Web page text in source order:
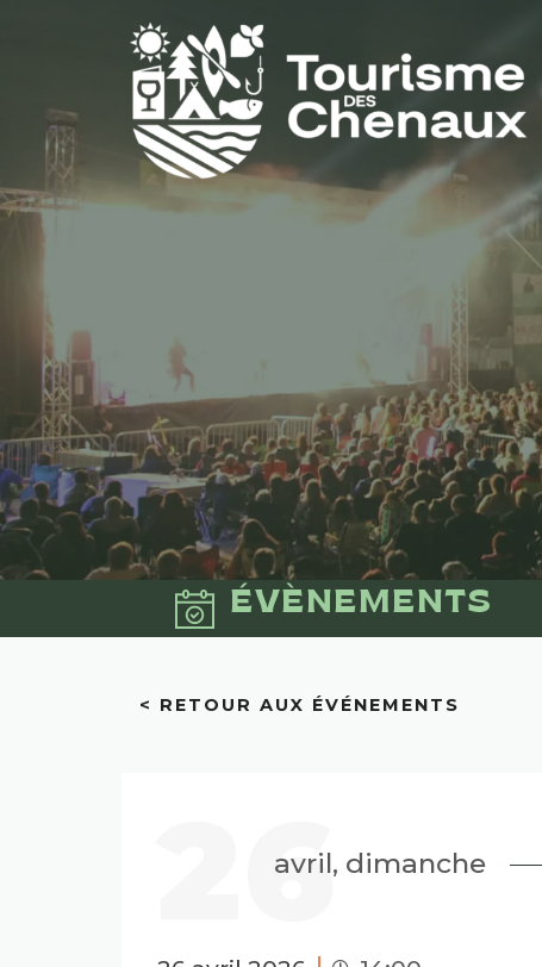
ÉVÈNEMENTS
< RETOUR AUX ÉVÉNEMENTS
26
avril, dimanche